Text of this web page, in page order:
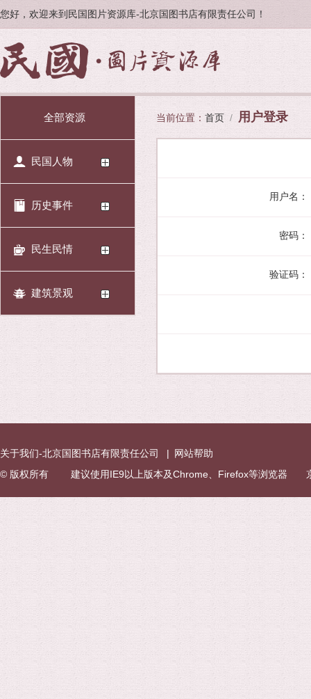
您好，欢迎来到民国图片资源库-北京国图书店有限责任公司！
全部资源
民国人物
历史事件
民生民情
建筑景观
当前位置： 首页 / 用户登录
用户名：
密码：
验证码：
关于我们-北京国图书店有限责任公司 | 网站帮助
© 版权所有 建议使用IE9以上版本及Chrome、Firefox等浏览器